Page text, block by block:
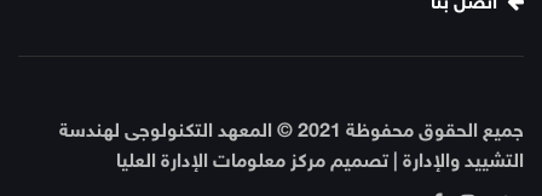
جميع الحقوق محفوظة 2021 © المعهد التكنولوجى لهندسة
التشييد والإدارة | تصميم مركز معلومات الإدارة العليا